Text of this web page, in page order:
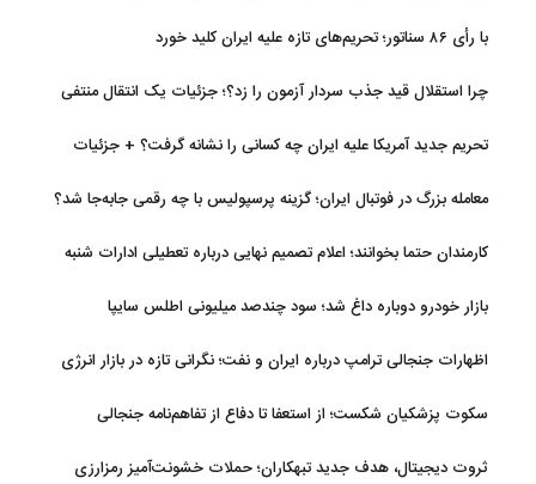
با رأی ۸۶ سناتور؛ تحریم‌های تازه علیه ایران کلید خورد
چرا استقلال قید جذب سردار آزمون را زد؟؛ جزئیات یک انتقال منتفی
تحریم جدید آمریکا علیه ایران چه کسانی را نشانه گرفت؟ + جزئیات
معامله بزرگ در فوتبال ایران؛ گزینه پرسپولیس با چه رقمی جابه‌جا شد؟
کارمندان حتما بخوانند؛ اعلام تصمیم نهایی درباره تعطیلی ادارات شنبه
بازار خودرو دوباره داغ شد؛ سود چندصد میلیونی اطلس سایپا
اظهارات جنجالی ترامپ درباره ایران و نفت؛ نگرانی تازه در بازار انرژی
سکوت پزشکیان شکست؛ از استعفا تا دفاع از تفاهم‌نامه جنجالی
ثروت دیجیتال، هدف جدید تبهکاران؛ حملات خشونت‌آمیز رمزارزی